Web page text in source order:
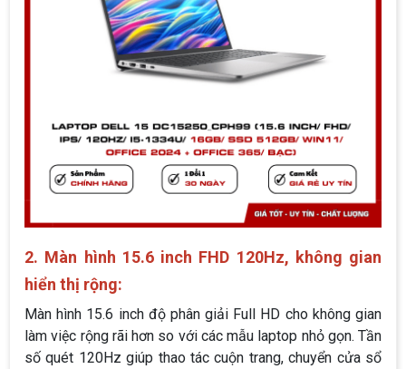
2. Màn hình 15.6 inch FHD 120Hz, không gian
hiển thị rộng:
Màn hình 15.6 inch độ phân giải Full HD cho không gian
làm việc rộng rãi hơn so với các mẫu laptop nhỏ gọn. Tần
số quét 120Hz giúp thao tác cuộn trang, chuyển cửa sổ